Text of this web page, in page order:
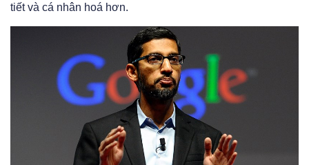
tiết và cá nhân hoá hơn.